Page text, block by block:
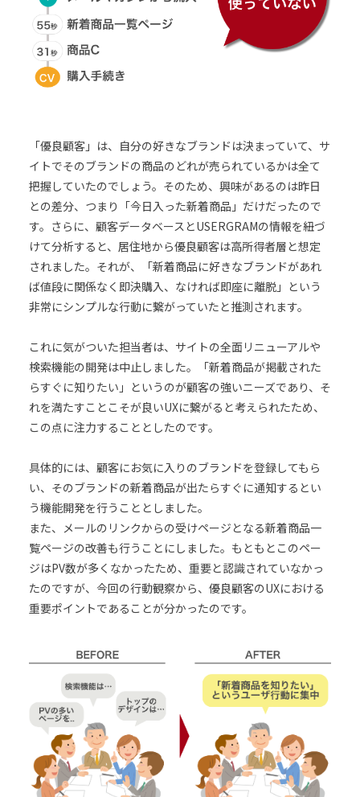
「優良顧客」は、自分の好きなブランドは決まっていて、サ
イトでそのブランドの商品のどれが売られているかは全て
把握していたのでしょう。そのため、興味があるのは昨日
との差分、つまり「今日入った新着商品」だけだったので
す。さらに、顧客データベースとUSERGRAMの情報を紐づ
けて分析すると、居住地から優良顧客は高所得者層と想定
されました。それが、「新着商品に好きなブランドがあれ
ば値段に関係なく即決購入、なければ即座に離脱」という
非常にシンプルな行動に繋がっていたと推測されます。
これに気がついた担当者は、サイトの全面リニューアルや
検索機能の開発は中止しました。「新着商品が掲載された
らすぐに知りたい」というのが顧客の強いニーズであり、そ
れを満たすことこそが良いUXに繋がると考えられたため、
この点に注力することとしたのです。
具体的には、顧客にお気に入りのブランドを登録してもら
い、そのブランドの新着商品が出たらすぐに通知するとい
う機能開発を行うこととしました。
また、メールのリンクからの受けページとなる新着商品一
覧ページの改善も行うことにしました。もともとこのペー
ジはPV数が多くなかったため、重要と認識されていなかっ
たのですが、今回の行動観察から、優良顧客のUXにおける
重要ポイントであることが分かったのです。